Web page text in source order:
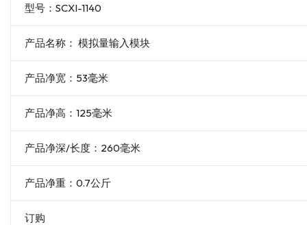
型号：SCXI-1140
产品名称： 模拟量输入模块
产品净宽：53毫米
产品净高：125毫米
产品净深/长度：260毫米
产品净重：0.7公斤
订购